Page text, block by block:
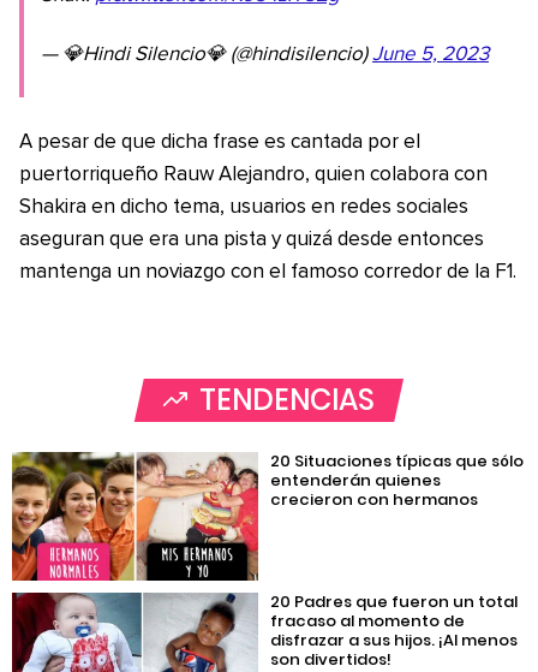
— 💎Hindi Silencio💎 (@hindisilencio)June 5, 2023
A pesar de que dicha frase es cantada por el
puertorriqueño Rauw Alejandro, quien colabora con
Shakira en dicho tema, usuarios en redes sociales
aseguran que era una pista y quizá desde entonces
mantenga un noviazgo con el famoso corredor de la F1.
TENDENCIAS
20 Situaciones típicas que sólo
entenderán quienes
crecieron con hermanos
20 Padres que fueron un total
fracaso al momento de
disfrazar a sus hijos. ¡Al menos
son divertidos!